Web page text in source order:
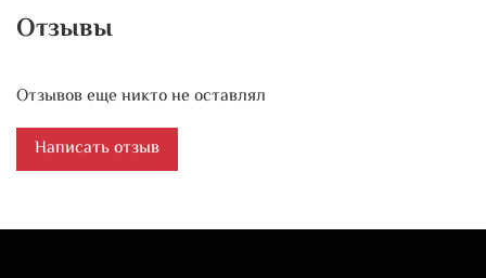
Отзывы
Отзывов еще никто не оставлял
Написать отзыв